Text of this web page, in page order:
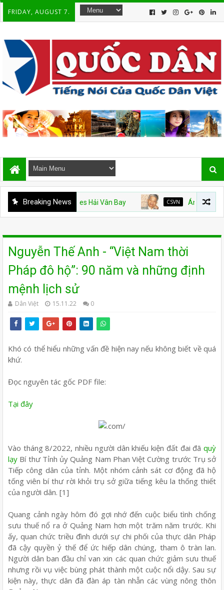
FRIDAY, AUGUST 7.
Breaking News
và Vinhomes Hải Vân Bay CSVN Án văn – Kỳ 9. Hết
Nguyễn Thế Anh - “Việt Nam thời
Pháp đô hộ”: 90 năm và những định
mệnh lịch sử
Dân Việt 15.11.22 0
Khó có thể hiểu những vấn đề hiện nay nếu không biết về quá
khứ.
Đọc nguyên tác gốc PDF file:
Tại đây
Vào tháng 8/2022, nhiều người dân khiếu kiện đất đai đã quỳ
lạy Bí thư Tỉnh ủy Quảng Nam Phan Việt Cường trước Trụ sở
Tiếp công dân của tỉnh. Một nhóm cảnh sát cơ động đã hộ
tống viên bí thư rời khỏi trụ sở giữa tiếng kêu la thống thiết
của người dân. [1]
Quang cảnh ngày hôm đó gợi nhớ đến cuộc biểu tình chống
sưu thuế nổ ra ở Quảng Nam hơn một trăm năm trước. Khi
ấy, quan chức triều đình dưới sự chi phối của thực dân Pháp
đã cậy quyền ỷ thế để ức hiếp dân chúng, tham ô tràn lan.
Người dân ban đầu chỉ van xin các quan chức giảm sưu thuế
nhưng rồi vụ việc bùng phát thành một cuộc nổi dậy. Sau sự
kiện này, thực dân đã đàn áp tàn nhẫn các vùng nông thôn